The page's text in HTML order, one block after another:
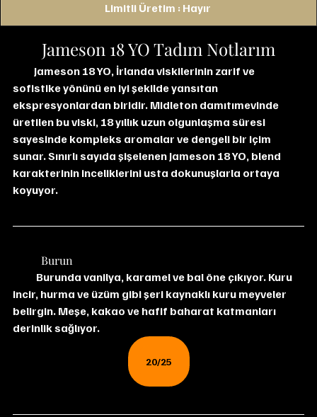
Limitli Üretim : Hayır
Jameson 18 YO Tadım Notlarım
sofistike yönünü en iyi şekilde yansıtan
ekspresyonlardan biridir. Midleton damıtımevinde
üretilen bu viski, 18 yıllık uzun olgunlaşma süresi
sayesinde kompleks aromalar ve dengeli bir içim
sunar. Sınırlı sayıda şişelenen Jameson 18 YO, blend
karakterinin inceliklerini usta dokunuşlarla ortaya
koyuyor.
	Burun
incir, hurma ve üzüm gibi şeri kaynaklı kuru meyveler
belirgin. Meşe, kakao ve hafif baharat katmanları
derinlik sağlıyor.
20/25